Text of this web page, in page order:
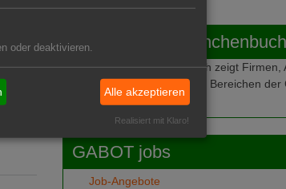
Das GABOT-Branchenbuch
Das GABOT-Branchenbuch zeigt Firmen,
Telefonnummern aus allen Bereichen der
GABOT jobs
Job-Angebote
oder deaktivieren.
Alle akzeptieren
Realisiert mit Klaro!